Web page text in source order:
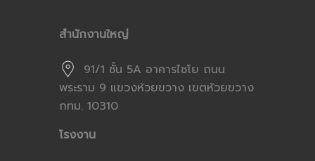
สำนักงานใหญ่
91/1 ชั้น 5A อาคารไชโย ถนน
พระราม 9 แขวงห้วยขวาง เขตห้วยขวาง
กทม. 10310
โรงงาน